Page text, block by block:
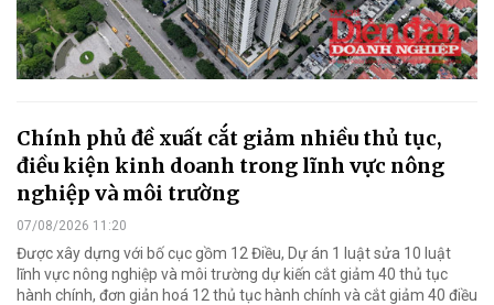
Chính phủ đề xuất cắt giảm nhiều thủ tục,
điều kiện kinh doanh trong lĩnh vực nông
nghiệp và môi trường
07/08/2026 11:20
Được xây dựng với bố cục gồm 12 Điều, Dự án 1 luật sửa 10 luật
lĩnh vực nông nghiệp và môi trường dự kiến cắt giảm 40 thủ tục
hành chính, đơn giản hoá 12 thủ tục hành chính và cắt giảm 40 điều